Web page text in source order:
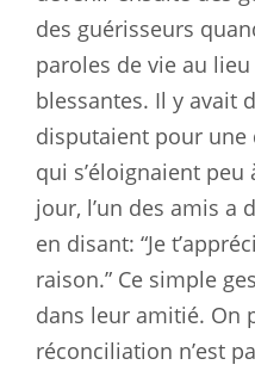
des guérisseurs
paroles de vie au
blessantes. Il y avait
disputaient pour
qui s’éloignaient peu
jour, l’un des amis a
en disant: “Je
raison.” Ce simple
dans leur amitié. On
réconciliation n’est